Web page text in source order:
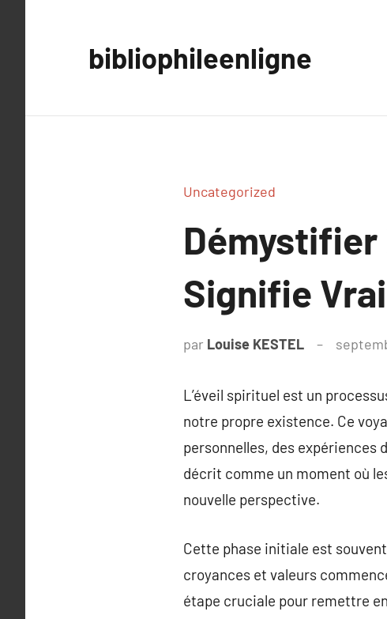
bibliophileenligne
Uncategorized
Démystifier
Signifie
par Louise KESTEL
L’éveil spirituel est un
notre propre existence. Ce
personnelles, des expériences
décrit comme un moment où
nouvelle perspective.
Cette phase initiale est
croyances et valeurs
étape cruciale pour remettre